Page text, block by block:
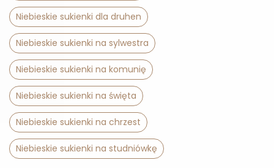
Niebieskie sukienki dla druhen
Niebieskie sukienki na sylwestra
Niebieskie sukienki na komunię
Niebieskie sukienki na święta
Niebieskie sukienki na chrzest
Niebieskie sukienki na studniówkę